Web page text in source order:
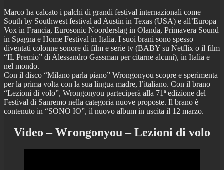
Marco ha calcato i palchi di grandi festival internazionali come
South by Southwest festival ad Austin in Texas (USA) e all’Europa
Vox in Francia, Eurosonic Noorderslag in Olanda, Primavera Sound
in Spagna e Home Festival in Italia. I suoi brani sono spesso
diventati colonne sonore di film e serie tv (BABY su Netflix o il film
“IL Premio” di Alessandro Gassman per citarne alcuni), in Italia e
nel mondo.
Con il disco “Milano parla piano” Wrongonyou scopre e sperimenta
per la prima volta con la sua lingua madre, l’italiano. Con il brano
“Lezioni di volo”, Wrongonyou parteciperà alla 71ª edizione del
Festival di Sanremo nella categoria nuove proposte. Il brano è
contenuto in “SONO IO”, il nuovo album in uscita il 12 marzo.
Video – Wrongonyou – Lezioni di volo